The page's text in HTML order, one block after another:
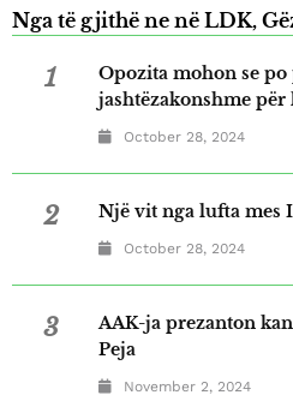
Nga të gjithë ne në LDK,
1
Opozita mohon se po
jashtëzakonshme
October 28, 2024
2 Një vit nga lufta mes
October 28, 2024
3
AAK-ja prezanton
Peja
November 2, 2024